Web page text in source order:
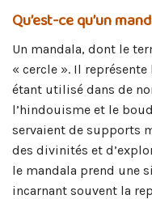
Qu’est-ce qu’un
Un mandala, dont le
« cercle ». Il
étant utilisé dans de
l’hindouisme et le
servaient de supports
des divinités et
le mandala prend une
incarnant souvent la